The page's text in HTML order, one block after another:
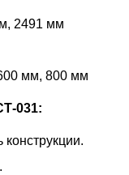
2491 мм
мм, 800 мм
031:
конструкции.